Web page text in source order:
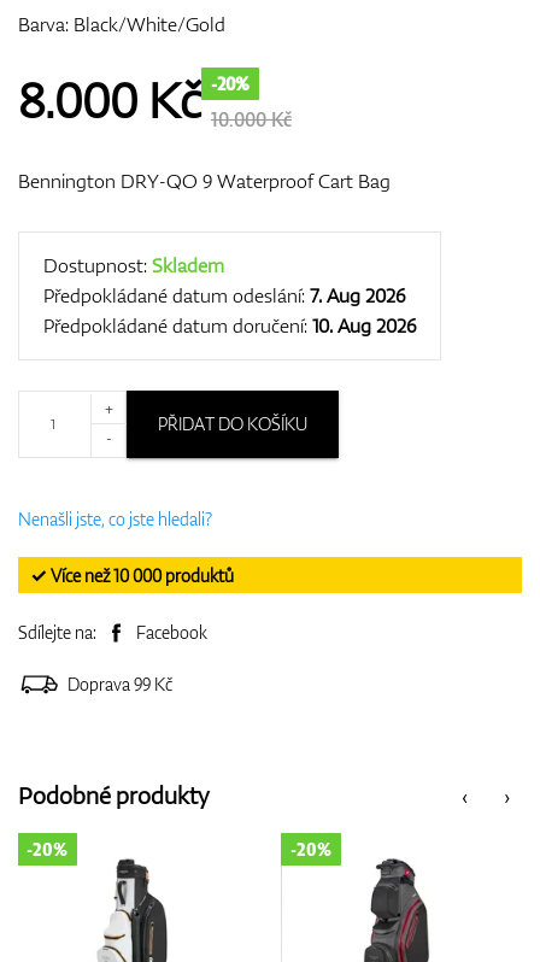
Doplňky
Barva: Black/White/Gold
8.000 Kč -20%
10.000 Kč
Bennington DRY-QO 9 Waterproof Cart Bag
Dostupnost:Skladem
Předpokládané datum odeslání:7. Aug 2026
Předpokládané datum doručení:10. Aug 2026
+
-
PŘIDAT DO KOŠÍKU
Nenašli jste, co jste hledali?
✓ Více než 10 000 produktů
Sdílejte na: Facebook
Doprava 99 Kč
‹
Podobné produkty ›